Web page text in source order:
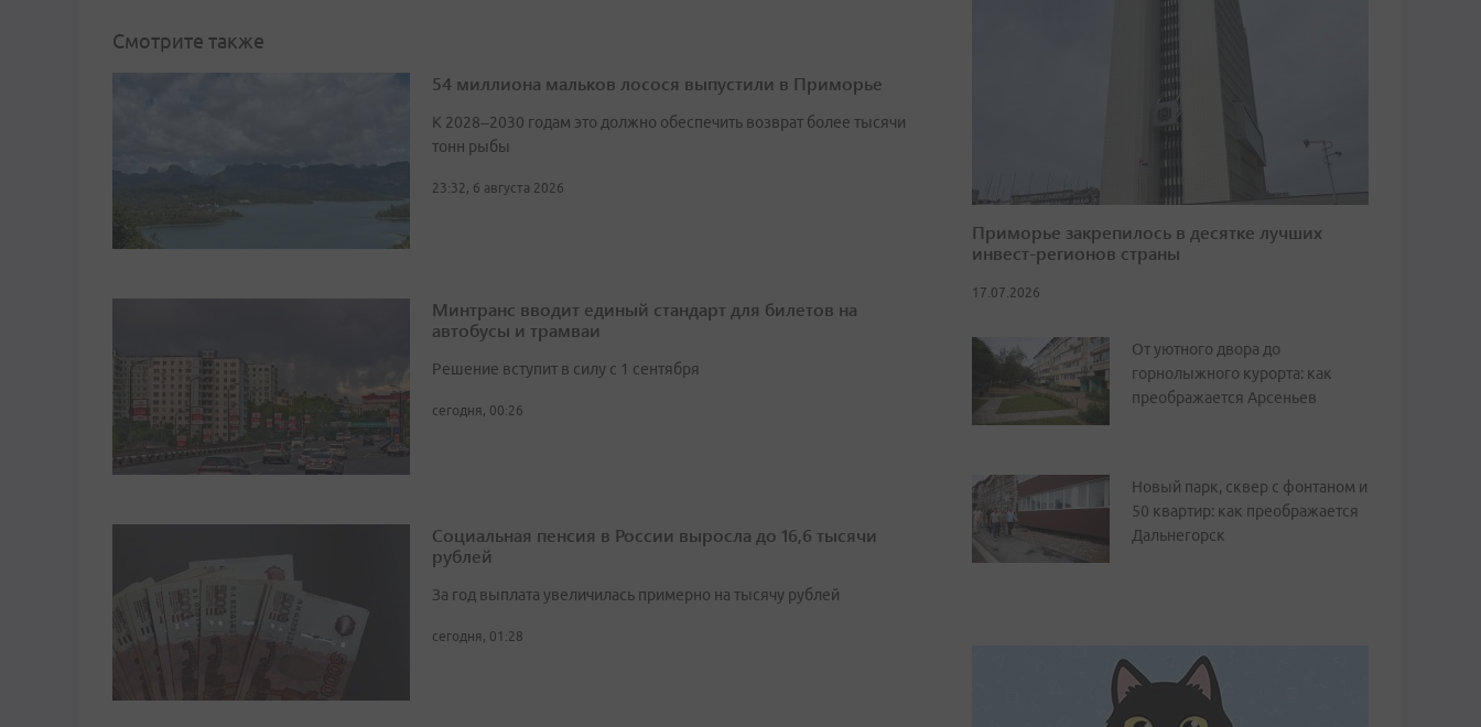
Смотрите также
54 миллиона мальков лосося выпустили в Приморье
К 2028–2030 годам это должно обеспечить возврат более тысячи
тонн рыбы
23:32, 6 августа 2026
Минтранс вводит единый стандарт для билетов на
автобусы и трамваи
Решение вступит в силу с 1 сентября
сегодня, 00:26
Социальная пенсия в России выросла до 16,6 тысячи
рублей
За год выплата увеличилась примерно на тысячу рублей
сегодня, 01:28
Приморье закрепилось в десятке лучших
инвест-регионов страны
17.07.2026
От уютного двора до
горнолыжного курорта: как
преображается Арсеньев
Новый парк, сквер с фонтаном и
50 квартир: как преображается
Дальнегорск